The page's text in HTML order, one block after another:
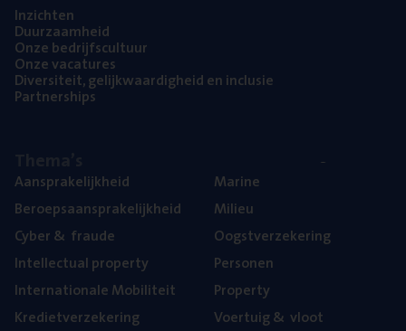
Inzich­ten
Duur­zaam­heid
Onze bedrijfs­cul­tuur
Onze vaca­tu­res
Diver­si­teit, gelijk­waar­dig­heid en inclusie
Part­ner­ships
Aan­spra­ke­lijk­heid
Beroeps­aan­spra­ke­lijk­heid
Cyber& fraude
Intel­lec­tu­al property
Inter­na­ti­o­na­le Mobiliteit
Kre­diet­ver­ze­ke­ring
Mari­ne
Mili­eu
Oogst­ver­ze­ke­ring
Per­so­nen
Pro­per­ty
Voer­tuig& vloot